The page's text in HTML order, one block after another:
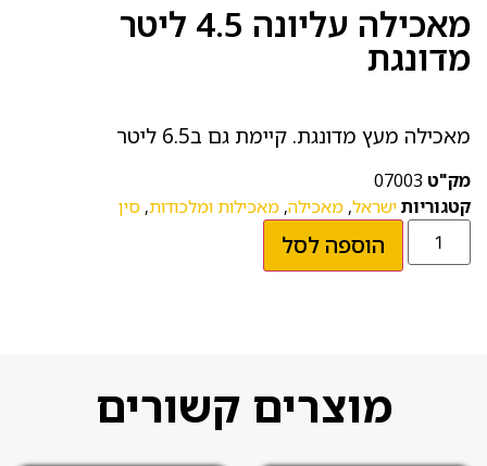
מאכילה עליונה 4.5 ליטר
מדונגת
מאכילה מעץ מדונגת. קיימת גם ב6.5 ליטר
מק"ט 07003
קטגוריותישראל, מאכילה, מאכילות ומלכודות, סין
הוספה לסל
מוצרים קשורים